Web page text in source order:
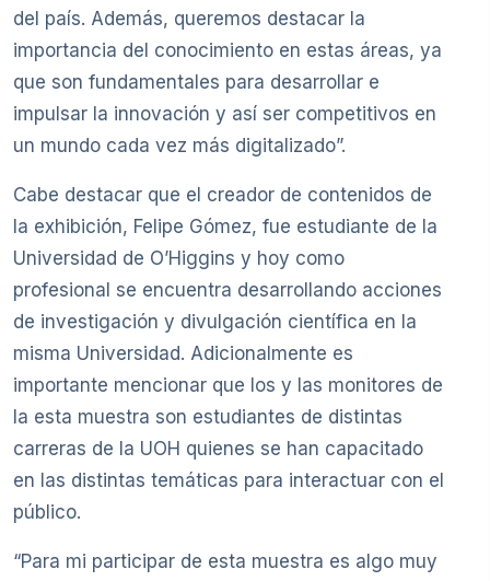
del país. Además, queremos destacar la
importancia del conocimiento en estas áreas, ya
que son fundamentales para desarrollar e
impulsar la innovación y así ser competitivos en
un mundo cada vez más digitalizado”.
Cabe destacar que el creador de contenidos de
la exhibición, Felipe Gómez, fue estudiante de la
Universidad de O’Higgins y hoy como
profesional se encuentra desarrollando acciones
de investigación y divulgación científica en la
misma Universidad. Adicionalmente es
importante mencionar que los y las monitores de
la esta muestra son estudiantes de distintas
carreras de la UOH quienes se han capacitado
en las distintas temáticas para interactuar con el
público.
“Para mi participar de esta muestra es algo muy